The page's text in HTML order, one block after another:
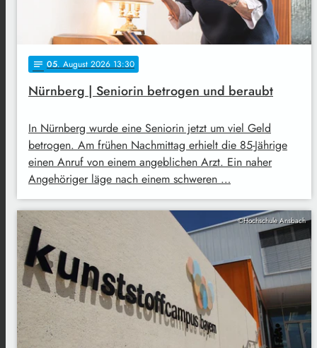
notes 05. August 2026 13:30
Nürnberg | Seniorin betrogen und beraubt
In Nürnberg wurde eine Seniorin jetzt um viel Geld
betrogen. Am frühen Nachmittag erhielt die 85-Jährige
einen Anruf von einem angeblichen Arzt. Ein naher
Angehöriger läge nach einem schweren …
©Hochschule Ansbach